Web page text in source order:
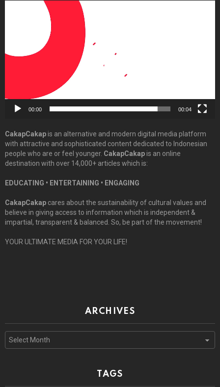
00:00 00:04
CakapCakapis an alternative and modern digital media platform
with attractive and sophisticated content dedicated to Indonesian
people who are or feel younger. CakapCakapis an online
destination with over 14,000+ articles which is:
EDUCATING • ENTERTAINING • ENGAGING
CakapCakap cares about the sustainability of cultural values and
believe in giving access to information which is independent &
impartial, transparent & balanced. So, be part of the movement!
YOUR ULTIMATE MEDIA FOR YOUR LIFE!
ARCHIVES
Archives
TAGS